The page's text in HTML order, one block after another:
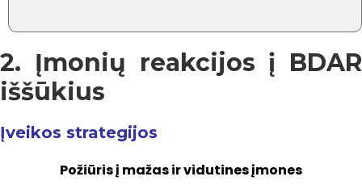
2. Įmonių reakcijos į BDAR
iššūkius
Įveikos strategijos
Požiūris į mažas ir vidutines įmones